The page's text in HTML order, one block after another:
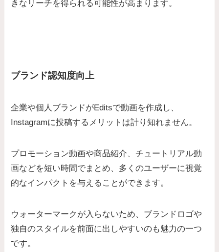
きなリーチを得られる可能性が高まります。
ブランド認知度向上
企業や個人ブランドがEditsで動画を作成し、
Instagramに投稿するメリットは計り知れません。
プロモーション動画や商品紹介、チュートリアル動
画などを短い時間でまとめ、多くのユーザーに視覚
的なインパクトを与えることができます。
ウォーターマークが入らないため、ブランドロゴや
独自のスタイルを前面に出しやすいのも魅力の一つ
です。